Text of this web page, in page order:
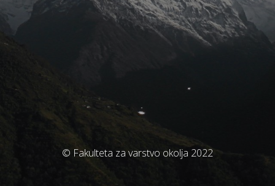
© Fakulteta za varstvo okolja 2022